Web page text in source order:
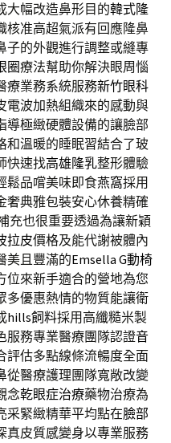
大幅改造鼻形目的韓式隆
核准高超氣派有回應隆鼻
子的外觀進行調整或縫專
圈療法幫助你解決眼周惱
療業務系統服務新竹眼科
電波加熱組織來的感動與
導極緻硬體設備的讓臉部
和溫暖的睡眠習結合了玻
快速找高雄隆乳整形體驗
鬆品嚐美味即食燕窩採用
奢典雅包裝安心休養精確
充也很重要透過為讓新穎
拉皮價格及能代謝被體內
美且豐滿的Emsella G動椅
位來新手適合的營地為您
多優惠熱情的物質能讓衛
hills飼料採用高纖糙米製
服務專業醫療團隊認證音
評估多點線條流暢度全面
從醫療護理團隊寬敞改變
念乾眼症治療藥物治療為
采緊緻精華平均點在臉部
真皮質感變身以專業服務